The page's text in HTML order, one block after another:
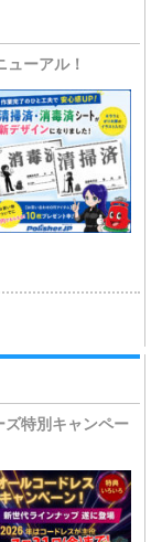
ューアル！
特別キャンペー